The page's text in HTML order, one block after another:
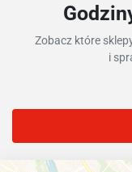
Zobacz które
i